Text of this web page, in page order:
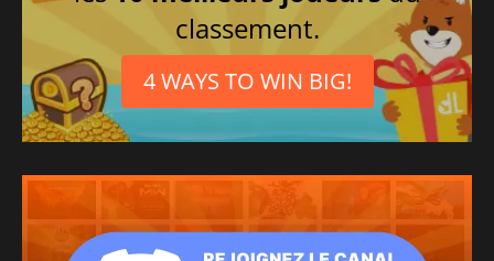
classement.
4 WAYS TO WIN BIG!